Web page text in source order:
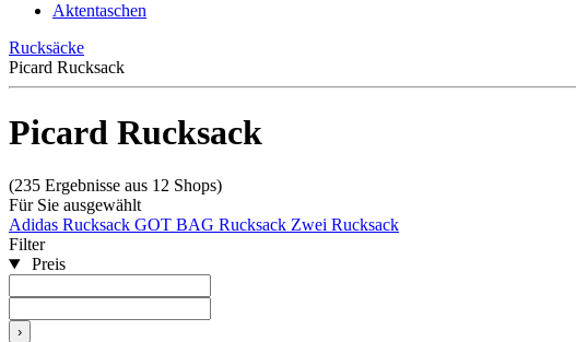
Aktentaschen
Rucksäcke
Picard Rucksack
Picard Rucksack
(235 Ergebnisse aus 12 Shops)
Für Sie ausgewählt
Adidas Rucksack GOT BAG Rucksack Zwei Rucksack
Filter
Preis
›